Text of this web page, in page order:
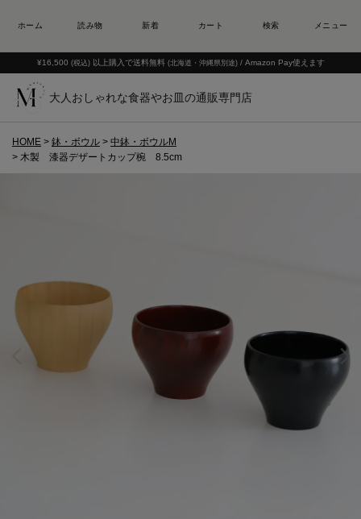
¥16,500 (税込) 以上購入で送料無料 (北海道・沖縄県別途) / Amazon Pay使えます
大人おしゃれな食器やお皿の通販専門店
HOME 鉢・ボウル
中鉢・ボウルM
木製 漆器デザートカップ椀 8.5cm